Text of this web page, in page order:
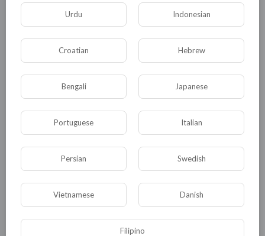
Источник:
http://www.novate.ru/blogs/190415/30903/
0 0 • 0 Комментарии
Опубликовать
Urdu Indonesian
Croatian Hebrew
Bengali Japanese
Portuguese Italian
Persian Swedish
Vietnamese Danish
Filipino